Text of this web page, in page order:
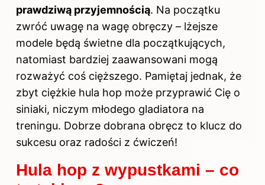
prawdziwą przyjemnością. Na początku
zwróć uwagę na wagę obręczy – lżejsze
modele będą świetne dla początkujących,
natomiast bardziej zaawansowani mogą
rozważyć coś cięższego. Pamiętaj jednak, że
zbyt ciężkie hula hop może przyprawić Cię o
siniaki, niczym młodego gladiatora na
treningu. Dobrze dobrana obręcz to klucz do
sukcesu oraz radości z ćwiczeń!
Hula hop z wypustkami – co